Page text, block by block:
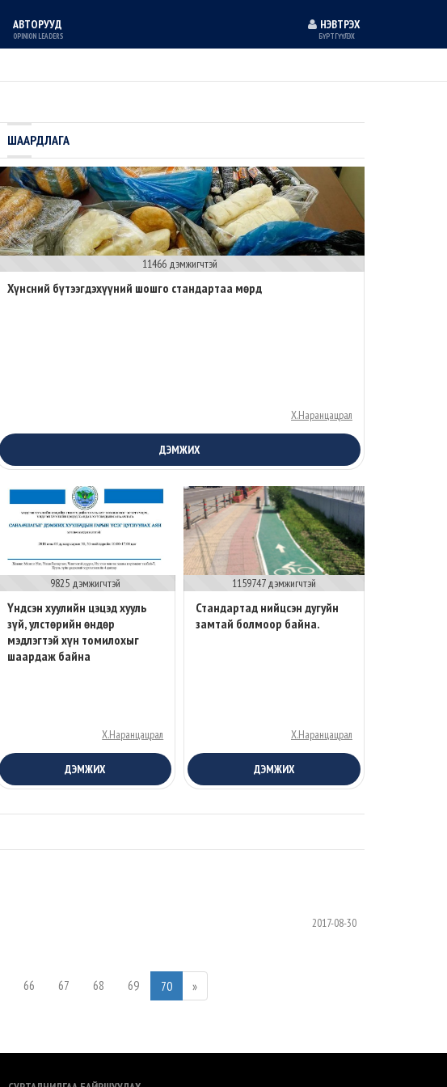
АВТОРУУД
OPINION LEADERS
НЭВТРЭХ
БҮРТГҮҮЛЭХ
ШААРДЛАГА
11466 дэмжигчтэй
Хүнсний бүтээгдэхүүний шошго стандартаа мөрд
Х.Наранцацрал
ДЭМЖИХ
9825 дэмжигчтэй
Үндсэн хуулийн цэцэд хууль
зүй, улстөрийн өндөр
мэдлэгтэй хүн томилохыг
шаардаж байна
Х.Наранцацрал
ДЭМЖИХ
1159747 дэмжигчтэй
Стандартад нийцсэн дугуйн
замтай болмоор байна.
Х.Наранцацрал
ДЭМЖИХ
2017-08-30
66 67 68 69 70 »